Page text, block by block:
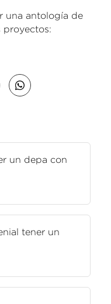
una antología de
proyectos:
un depa con
tener un